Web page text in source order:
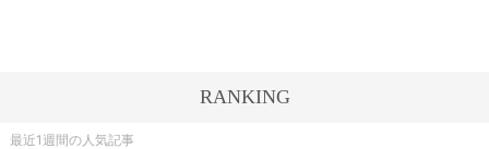
RANKING
最近1週間の人気記事